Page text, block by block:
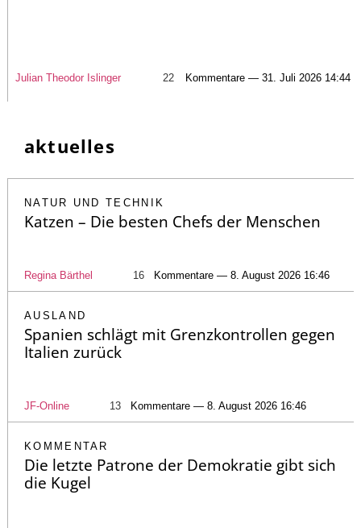
Julian Theodor Islinger 22 Kommentare — 31. Juli 2026 14:44
aktuelles
NATUR UND TECHNIK
Katzen – Die besten Chefs der Menschen
Regina Bärthel 16 Kommentare — 8. August 2026 16:46
AUSLAND
Spanien schlägt mit Grenzkontrollen gegen
Italien zurück
JF-Online 13 Kommentare — 8. August 2026 16:46
KOMMENTAR
Die letzte Patrone der Demokratie gibt sich
die Kugel